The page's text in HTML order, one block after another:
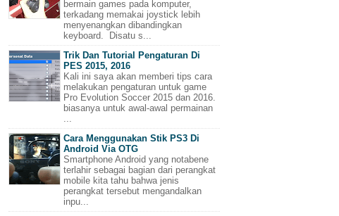
bermain games pada komputer,
terkadang memakai joystick lebih
menyenangkan dibandingkan
keyboard. Disatu s...
Trik Dan Tutorial Pengaturan Di
PES 2015, 2016
Kali ini saya akan memberi tips cara
melakukan pengaturan untuk game
Pro Evolution Soccer 2015 dan 2016.
biasanya untuk awal-awal permainan
...
Cara Menggunakan Stik PS3 Di
Android Via OTG
Smartphone Android yang notabene
terlahir sebagai bagian dari perangkat
mobile kita tahu bahwa jenis
perangkat tersebut mengandalkan
inpu...